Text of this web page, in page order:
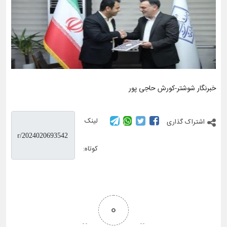
خبرنگار شوشتر-کورش حاجی پور
اشتراک گذاری لینک
کوتاه:
0